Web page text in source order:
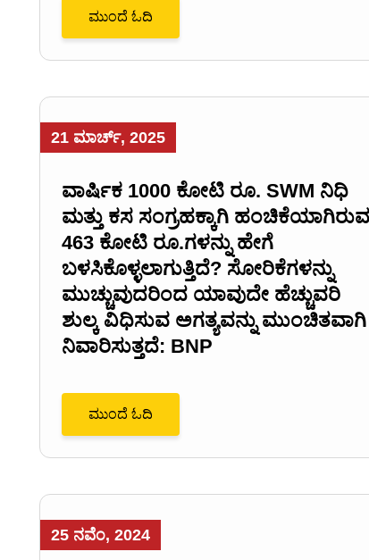
ಮುಂದೆ ಓದಿ
21 ಮಾರ್ಚ್, 2025
ವಾರ್ಷಿಕ 1000 ಕೋಟಿ ರೂ. SWM ನಿಧಿ
ಮತ್ತು ಕಸ ಸಂಗ್ರಹಕ್ಕಾಗಿ ಹಂಚಿಕೆಯಾಗಿರುವ
463 ಕೋಟಿ ರೂ.ಗಳನ್ನು ಹೇಗೆ
ಬಳಸಿಕೊಳ್ಳಲಾಗುತ್ತಿದೆ? ಸೋರಿಕೆಗಳನ್ನು
ಮುಚ್ಚುವುದರಿಂದ ಯಾವುದೇ ಹೆಚ್ಚುವರಿ
ಶುಲ್ಕ ವಿಧಿಸುವ ಅಗತ್ಯವನ್ನು ಮುಂಚಿತವಾಗಿ
ನಿವಾರಿಸುತ್ತದೆ: BNP
ಮುಂದೆ ಓದಿ
25 ನವೆಂ, 2024